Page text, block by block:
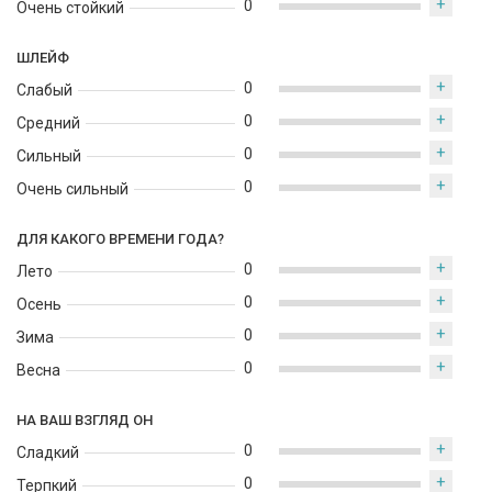
Очень стойкий
0 +
ШЛЕЙФ
Слабый
Средний
Сильный
Очень сильный
0 +
0 +
0 +
0 +
ДЛЯ КАКОГО ВРЕМЕНИ ГОДА?
Лето
Осень
Зима
Весна
0 +
0 +
0 +
0 +
НА ВАШ ВЗГЛЯД ОН
Сладкий
Терпкий
0 +
0 +